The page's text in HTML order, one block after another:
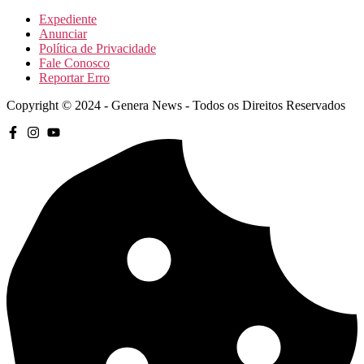
Expediente
Anunciar
Política de Privacidade
Fale Conosco
Reportar Erro
Copyright © 2024 - Genera News - Todos os Direitos Reservados